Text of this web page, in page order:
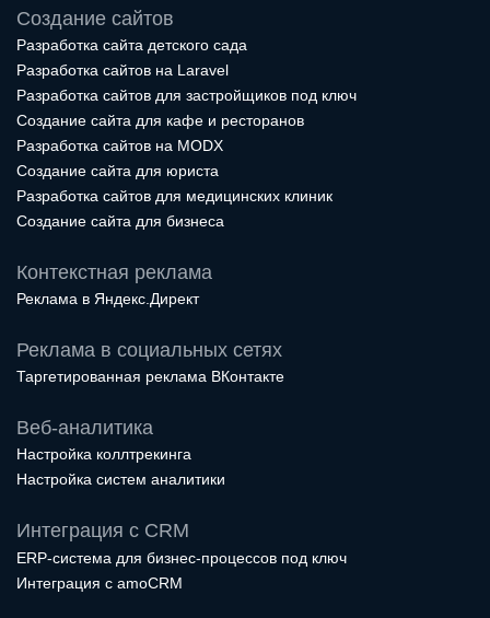
Создание сайтов
Разработка сайта детского сада
Разработка сайтов на Laravel
Разработка сайтов для застройщиков под ключ
Создание сайта для кафе и ресторанов
Разработка сайтов на MODX
Создание сайта для юриста
Разработка сайтов для медицинских клиник
Создание сайта для бизнеса
Контекстная реклама
Реклама в Яндекс.Директ
Реклама в социальных сетях
Таргетированная реклама ВКонтакте
Веб-аналитика
Настройка коллтрекинга
Настройка систем аналитики
Интеграция с CRM
ERP-система для бизнес-процессов под ключ
Интеграция с amoCRM